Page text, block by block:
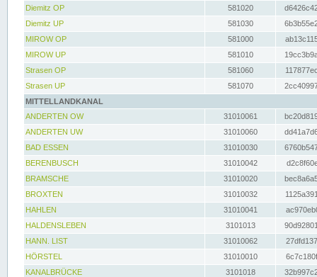
Diemitz OP
581020
Diemitz UP
581030
MIROW OP
581000
MIROW UP
581010
Strasen OP
581060
Strasen UP
581070
MITTELLANDKANAL
ANDERTEN OW
31010061
ANDERTEN UW
31010060
BAD ESSEN
31010030
BERENBUSCH
31010042
BRAMSCHE
31010020
BROXTEN
31010032
HAHLEN
31010041
HALDENSLEBEN
3101013
HANN. LIST
31010062
HÖRSTEL
31010010
KANALBRÜCKE
3101018